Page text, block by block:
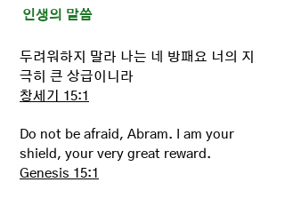
인생의 말씀
두려워하지 말라 나는 네 방패요 너의 지
극히 큰 상급이니라
창세기 15:1
Do not be afraid, Abram. I am your
shield, your very great reward.
Genesis 15:1